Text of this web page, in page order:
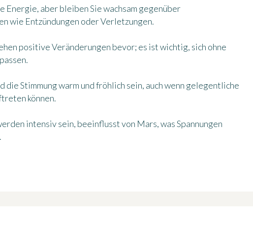
Energie, aber bleiben Sie wachsam gegenüber
wie Entzündungen oder Verletzungen.
positive Veränderungen bevor; es ist wichtig, sich ohne
die Stimmung warm und fröhlich sein, auch wenn gelegentliche
können.
intensiv sein, beeinflusst von Mars, was Spannungen